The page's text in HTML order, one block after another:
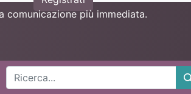
comunicazione più immediata.